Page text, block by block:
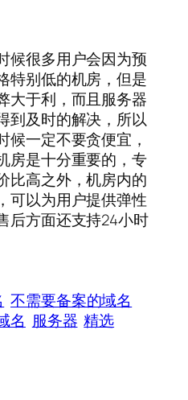
候很多用户会因为预
特别低的机房，但是
大于利，而且服务器
到及时的解决，所以
候一定不要贪便宜，
房是十分重要的，专
比高之外，机房内的
可以为用户提供弹性
后方面还支持24小时
不需要备案的域名
名 服务器 精选